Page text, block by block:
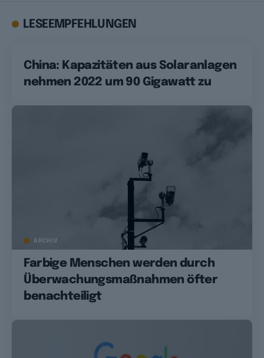
LESEEMPFEHLUNGEN
China: Kapazitäten aus Solaranlagen
nehmen 2022 um 90 Gigawatt zu
ARCHIV
Farbige Menschen werden durch
Überwachungsmaßnahmen öfter
benachteiligt